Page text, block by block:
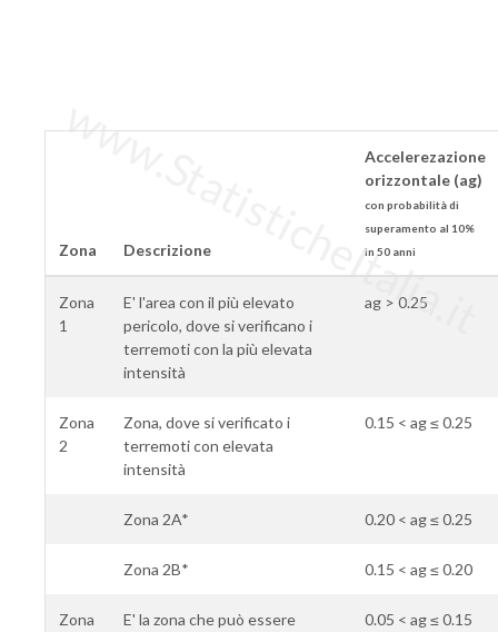
Zona Descrizione
Accelerezazione
orizzontale (ag)
con probabilità di
superamento al 10%
in 50 anni
Zona
1
E' l'area con il più elevato
pericolo, dove si verificano i
terremoti con la più elevata
intensità
ag > 0.25
Zona
2
Zona, dove si verificato i
terremoti con elevata
intensità
0.15 < ag ≤ 0.25
Zona 2A* 0.20 < ag ≤ 0.25
Zona 2B* 0.15 < ag ≤ 0.20
Zona
E' la zona che può essere
0.05 < ag ≤ 0.15
www.StatisticheItalia.it